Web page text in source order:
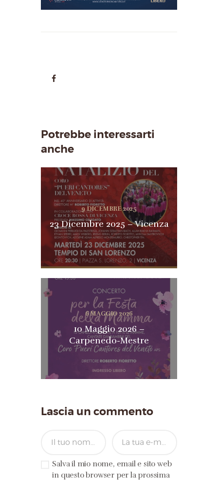
Potrebbe interessarti
anche
9 DICEMBRE 2025
23 Dicembre 2025 – Vicenza
6 MAGGIO 2026
10 Maggio 2026 –
Carpenedo-Mestre
Lascia un commento
Salva il mio nome, email e sito web
in questo browser per la prossima